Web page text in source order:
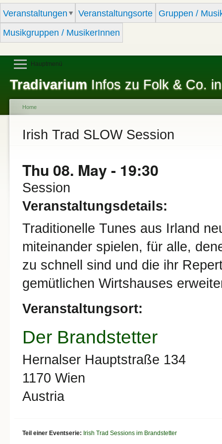
Veranstaltungen Veranstaltungsorte
Gruppen /
Musikgruppen / MusikerInnen
Tradivarium Infos zu Folk & Co.
Hauptmenü
You are here
Home
Irish Trad SLOW Session
Thu 08. May - 19:30
Session
Veranstaltungsdetails:
Traditionelle Tunes aus Irland
miteinander spielen, für alle,
zu schnell sind und die ihr
gemütlichen Wirtshauses
Veranstaltungsort:
Der Brandstetter
Hernalser Hauptstraße 134
1170 Wien
Austria
Teil einer Eventserie: Irish Trad Sessions im Brandstetter